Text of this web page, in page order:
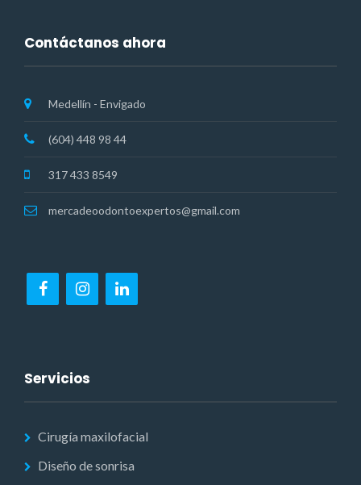
Contáctanos ahora
Medellín - Envigado
(604) 448 98 44
317 433 8549
mercadeoodontoexpertos@gmail.com
Servicios
Cirugía maxilofacial
Diseño de sonrisa